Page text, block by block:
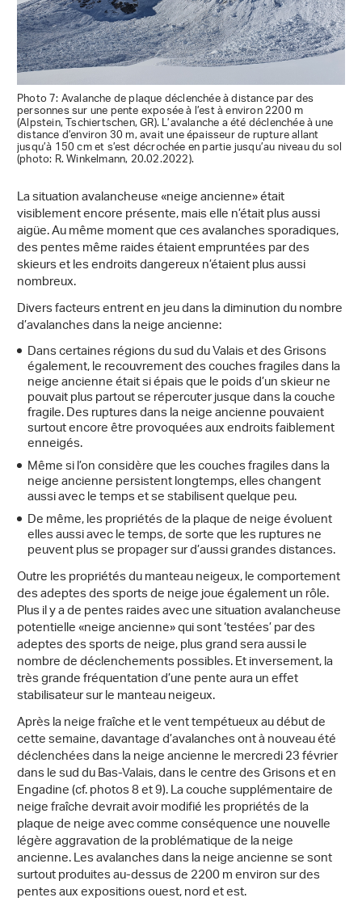
Photo 7: Avalanche de plaque déclenchée à distance par des
personnes sur une pente exposée à l’est à environ 2200 m
(Alpstein, Tschiertschen, GR). L’avalanche a été déclenchée à une
distance d’environ 30 m, avait une épaisseur de rupture allant
jusqu’à 150 cm et s’est décrochée en partie jusqu’au niveau du sol
(photo: R. Winkelmann, 20.02.2022).
La situation avalancheuse «neige ancienne» était
visiblement encore présente, mais elle n’était plus aussi
aigüe. Au même moment que ces avalanches sporadiques,
des pentes même raides étaient empruntées par des
skieurs et les endroits dangereux n’étaient plus aussi
nombreux.
Divers facteurs entrent en jeu dans la diminution du nombre
d’avalanches dans la neige ancienne:
Dans certaines régions du sud du Valais et des Grisons
également, le recouvrement des couches fragiles dans la
neige ancienne était si épais que le poids d’un skieur ne
pouvait plus partout se répercuter jusque dans la couche
fragile. Des ruptures dans la neige ancienne pouvaient
surtout encore être provoquées aux endroits faiblement
enneigés.
Même si l’on considère que les couches fragiles dans la
neige ancienne persistent longtemps, elles changent
aussi avec le temps et se stabilisent quelque peu.
De même, les propriétés de la plaque de neige évoluent
elles aussi avec le temps, de sorte que les ruptures ne
peuvent plus se propager sur d’aussi grandes distances.
Outre les propriétés du manteau neigeux, le comportement
des adeptes des sports de neige joue également un rôle.
Plus il y a de pentes raides avec une situation avalancheuse
potentielle «neige ancienne» qui sont ‘testées’ par des
adeptes des sports de neige, plus grand sera aussi le
nombre de déclenchements possibles. Et inversement, la
très grande fréquentation d’une pente aura un effet
stabilisateur sur le manteau neigeux.
Après la neige fraîche et le vent tempétueux au début de
cette semaine, davantage d’avalanches ont à nouveau été
déclenchées dans la neige ancienne le mercredi 23 février
dans le sud du Bas-Valais, dans le centre des Grisons et en
Engadine (cf. photos 8 et 9). La couche supplémentaire de
neige fraîche devrait avoir modifié les propriétés de la
plaque de neige avec comme conséquence une nouvelle
légère aggravation de la problématique de la neige
ancienne. Les avalanches dans la neige ancienne se sont
surtout produites au-dessus de 2200 m environ sur des
pentes aux expositions ouest, nord et est.